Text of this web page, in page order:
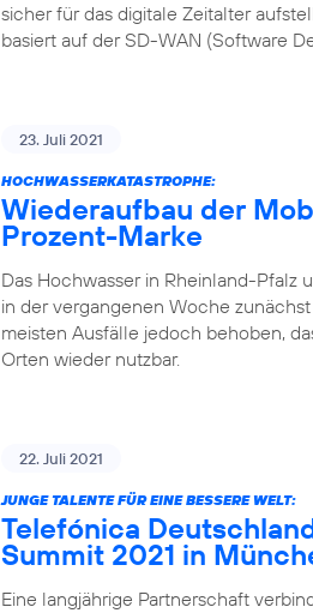
sicher für das digitale Zeitalter
basiert auf der SD-WAN (Software
23. Juli 2021
HOCHWASSERKATASTROPHE:
Wiederaufbau der
Prozent-Marke
Das Hochwasser in Rheinland-Pfalz
in der vergangenen Woche
meisten Ausfälle jedoch behoben,
Orten wieder nutzbar.
22. Juli 2021
JUNGE TALENTE FÜR EINE BESSERE WELT:
Telefónica
Summit 2021 in
Eine langjährige Partnerschaft